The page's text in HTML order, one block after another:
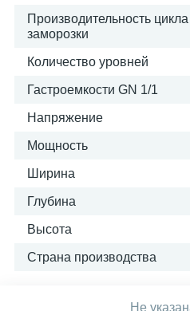
Производительность цикла
заморозки
Количество уровней
Гастроемкости GN 1/1
Напряжение
Мощность
Ширина
Глубина
Высота
Страна производства
Не